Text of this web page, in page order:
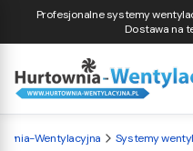
Profesjonalne systemy
Dostawa na
Wentylacyjna Systemy